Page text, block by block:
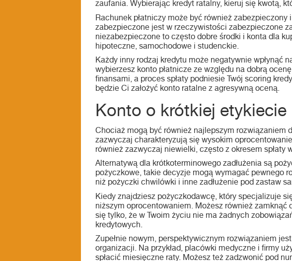
zaufania. Wybierając kredyt ratalny, kieruj się kwotą,
Rachunek płatniczy może być również
zabezpieczone jest w rzeczywistości zabezpieczone
niezabezpieczone to często dobre środki i konta dla
hipoteczne, samochodowe i studenckie.
Każdy inny rodzaj kredytu może negatywnie wpłynąć
wybierzesz konto płatnicze ze względu na dobrą
finansami, a proces spłaty podniesie Twój scoring
będzie Ci założyć konto ratalne z agresywną oceną.
Konto o krótkiej etykiecie
Chociaż mogą być również najlepszym
zazwyczaj charakteryzują się wysokim
również zazwyczaj niewielki, często z okresem
Alternatywą dla krótkoterminowego zadłużenia są
pożyczkowe, takie decyzje mogą wymagać pewnego
niż pożyczki chwilówki i inne zadłużenie pod zastaw
Kiedy znajdziesz pożyczkodawcę, który specjalizuje
niższym oprocentowaniem. Możesz również zamknąć
się tylko, że w Twoim życiu nie ma żadnych
kredytowych.
Zupełnie nowym, perspektywicznym rozwiązaniem
organizacji. Na przykład, placówki medyczne i firmy
spłacić miesięczne raty. Możesz też zadzwonić pod